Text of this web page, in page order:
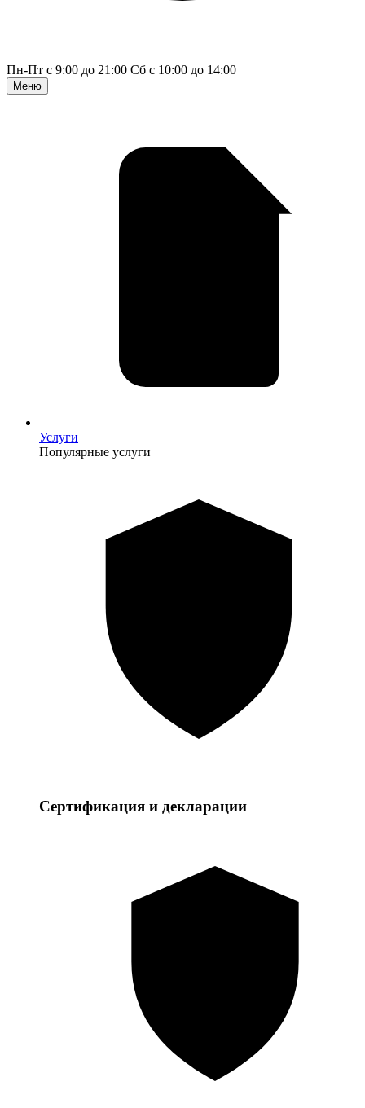
Пн-Пт с 9:00 до 21:00 Сб с 10:00 до 14:00
Меню
Услуги
Популярные услуги
Сертификация и декларации